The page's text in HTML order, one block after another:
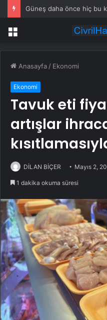
Menü
Anasayfa / Ekonomi
Ekonomi
Tavuk eti
artışlar
DİLAN BİÇER Mayıs 2,
1 dakika okuma süresi